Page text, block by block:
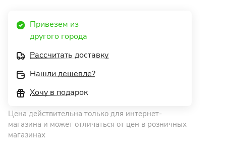
Привезем из
другого города
Рассчитать доставку
Нашли дешевле?
Хочу в подарок
Цена действительна только для интернет-
магазина и может отличаться от цен в розничных
магазинах